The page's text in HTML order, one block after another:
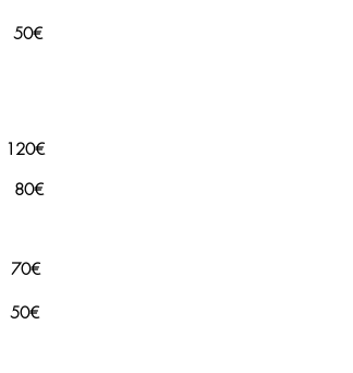
50€
120€
80€
70€
50€